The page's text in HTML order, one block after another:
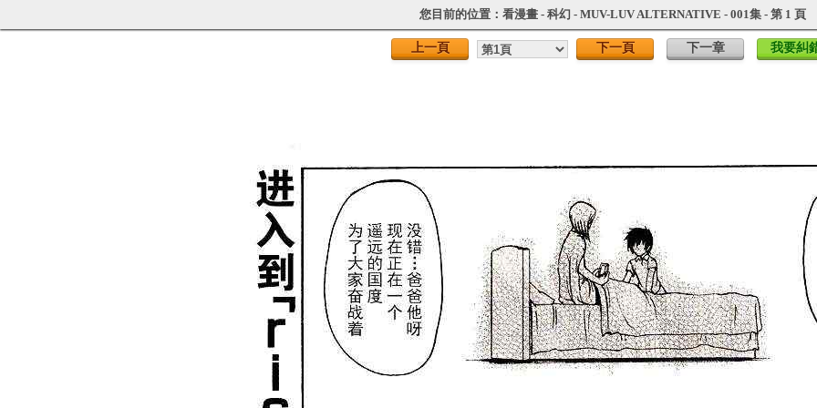
您目前的位置： 看漫畫 - 科幻 - MUV-LUV ALTERNATIVE - 001集 - 第 1 頁
上一頁 下一頁 下一章 我要糾